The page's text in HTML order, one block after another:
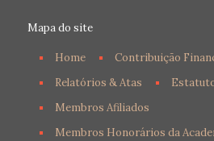
Mapa do site
Home Contribuição
Relatórios & Atas
Membros Afiliados
Membros Honorários da